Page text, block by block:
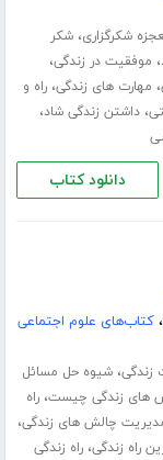
شکرگزاری،شکر
، موفقیت در زندگی،
، مهارت های زندگی،راه و
،داشتن زندگی شاد،
دانلود کتاب
،کتاب‌های علوم اجتماعی
زندگی،شیوه حل مسائل
های زندگی چیست،راه
چالش های زندگی،
راه زندگی،راه زندگی